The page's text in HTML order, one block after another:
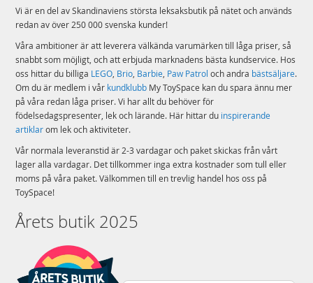
Vi är en del av Skandinaviens största leksaksbutik på nätet och används
redan av över 250 000 svenska kunder!
Våra ambitioner är att leverera välkända varumärken till låga priser, så
snabbt som möjligt, och att erbjuda marknadens bästa kundservice. Hos
oss hittar du billiga LEGO, Brio, Barbie, Paw Patrol och andra bästsäljare.
Om du är medlem i vår kundklubb My ToySpace kan du spara ännu mer
på våra redan låga priser. Vi har allt du behöver för
födelsedagspresenter, lek och lärande. Här hittar du inspirerande
artiklarom lek och aktiviteter.
Vår normala leveranstid är 2-3 vardagar och paket skickas från vårt
lager alla vardagar. Det tillkommer inga extra kostnader som tull eller
moms på våra paket. Välkommen till en trevlig handel hos oss på
ToySpace!
Årets butik 2025